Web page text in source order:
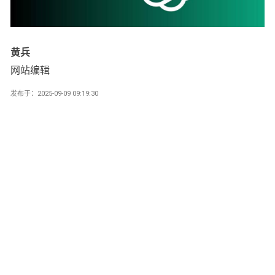
黄兵
网站编辑
发布于：2025-09-09 09:19:30